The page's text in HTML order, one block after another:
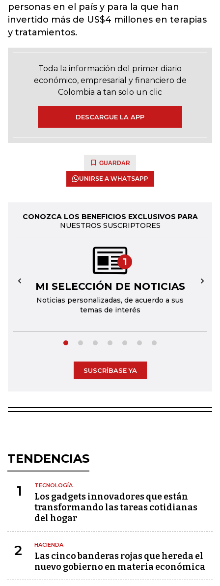
personas en el país y para la que han
invertido más de US$4 millones en terapias
y tratamientos.
Toda la información del primer diario
económico, empresarial y financiero de
Colombia a tan solo un clic
DESCARGUE LA APP
GUARDAR
UNIRSE A WHATSAPP
CONOZCA LOS BENEFICIOS EXCLUSIVOS PARA
NUESTROS SUSCRIPTORES
1
MI SELECCIÓN DE NOTICIAS
Noticias personalizadas, de acuerdo a sus
temas de interés
← →
SUSCRÍBASE YA
TENDENCIAS
1 TECNOLOGÍA
Los gadgets innovadores que están
transformando las tareas cotidianas
del hogar
2 HACIENDA
Las cinco banderas rojas que hereda el
nuevo gobierno en materia económica